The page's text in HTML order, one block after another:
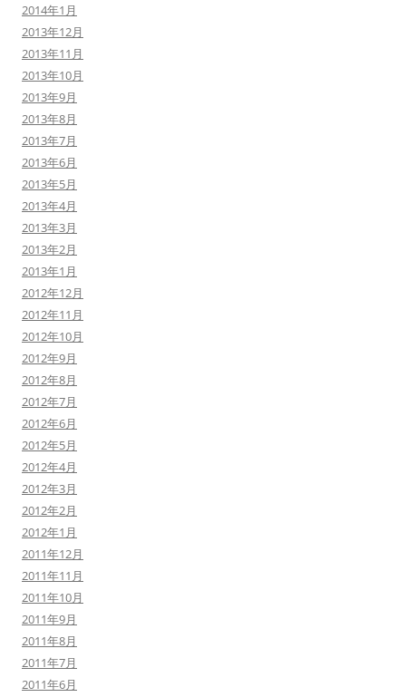
2014年1月
2013年12月
2013年11月
2013年10月
2013年9月
2013年8月
2013年7月
2013年6月
2013年5月
2013年4月
2013年3月
2013年2月
2013年1月
2012年12月
2012年11月
2012年10月
2012年9月
2012年8月
2012年7月
2012年6月
2012年5月
2012年4月
2012年3月
2012年2月
2012年1月
2011年12月
2011年11月
2011年10月
2011年9月
2011年8月
2011年7月
2011年6月